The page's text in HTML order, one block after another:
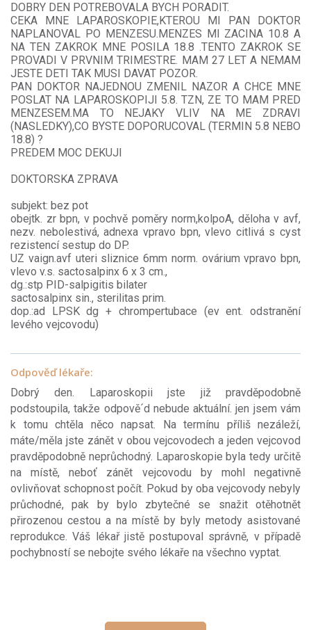
DOBRY DEN POTREBOVALA BYCH PORADIT.
CEKA MNE LAPAROSKOPIE,KTEROU MI PAN DOKTOR
NAPLANOVAL PO MENZESU.MENZES MI ZACINA 10.8 A
NA TEN ZAKROK MNE POSILA 18.8 .TENTO ZAKROK SE
PROVADI V PRVNIM TRIMESTRE. MAM 27 LET A NEMAM
JESTE DETI TAK MUSI DAVAT POZOR.
PAN DOKTOR NAJEDNOU ZMENIL NAZOR A CHCE MNE
POSLAT NA LAPAROSKOPIJI 5.8. TZN, ZE TO MAM PRED
MENZESEM.MA TO NEJAKY VLIV NA ME ZDRAVI
(NASLEDKY),CO BYSTE DOPORUCOVAL (TERMIN 5.8 NEBO
18.8) ?
PREDEM MOC DEKUJI
DOKTORSKA ZPRAVA
subjekt: bez pot
obejtk. zr bpn, v pochvě poměry norm,kolpoA, děloha v avf,
nezv. nebolestivá, adnexa vpravo bpn, vlevo citlivá s cyst
rezistencí sestup do DP.
UZ vaign.avf uteri sliznice 6mm norm. ovárium vpravo bpn,
vlevo v.s. sactosalpinx 6 x 3 cm.,
dg.:stp PID-salpigitis bilater
sactosalpinx sin., sterilitas prim.
dop.:ad LPSK dg + chrompertubace (ev ent. odstranění
levého vejcovodu)
Odpověď lékaře:
Dobrý den. Laparoskopii jste již pravděpodobně
podstoupila, takže odpově´d nebude aktuální. jen jsem vám
k tomu chtěla něco napsat. Na termínu příliš nezáleží,
máte/měla jste zánět v obou vejcovodech a jeden vejcovod
pravděpodobně neprůchodný. Laparoskopie byla tedy určitě
na místě, neboť zánět vejcovodu by mohl negativně
ovlivňovat schopnost počít. Pokud by oba vejcovody nebyly
průchodné, pak by bylo zbytečné se snažit otěhotnět
přirozenou cestou a na místě by byly metody asistované
reprodukce. Váš lékař jistě postupoval správně, v případě
pochybností se nebojte svého lékaře na všechno vyptat.